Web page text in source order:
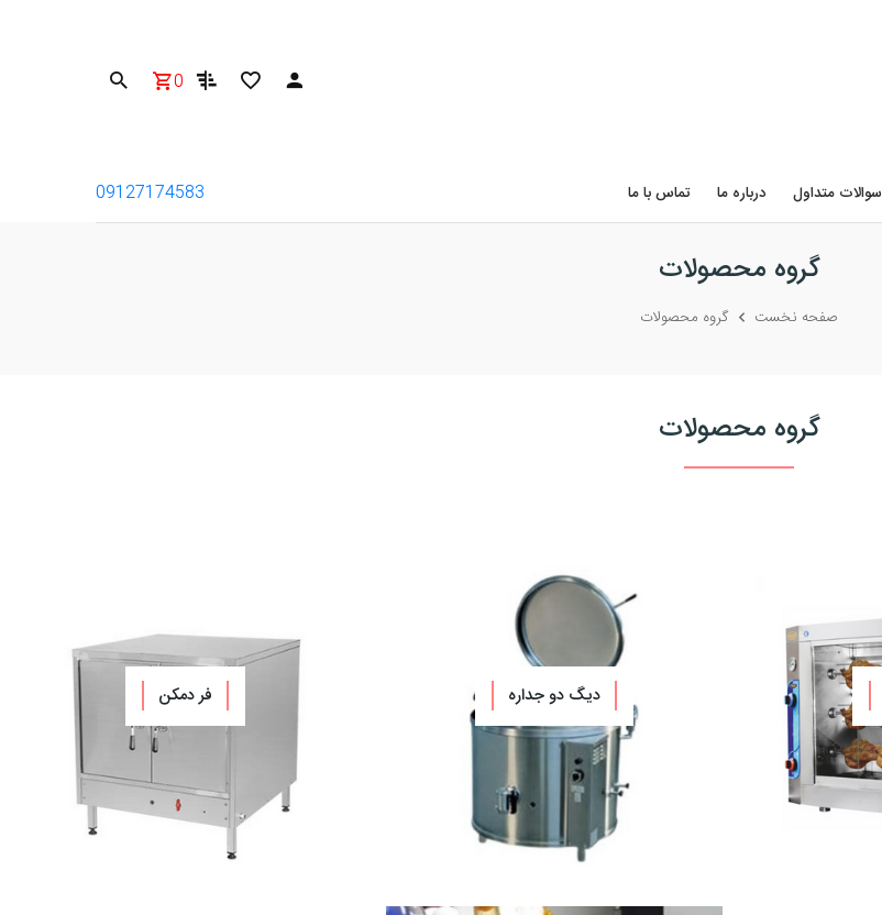
0
سوالات متداول درباره ما تماس با ما 09127174583
گروه محصولات
صفحه نخست گروه محصولات
گروه محصولات
دیگ دو جداره فر دمکن